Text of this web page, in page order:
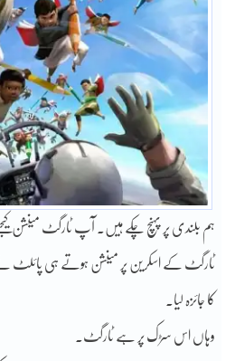
ہم بلندی پر پہنچ چکے ہیں۔ آپ ٹارگٹ مینشن
ٹارگٹ کے اسکرین پر مینشن ہوتے ہی پائلٹ نے
کا جائزہ لیا۔
وہاں اس سڑک پر ہے ٹارگٹ۔